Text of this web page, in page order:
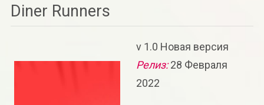
Diner Runners
v 1.0 Новая версия
Релиз:28 Февраля
2022